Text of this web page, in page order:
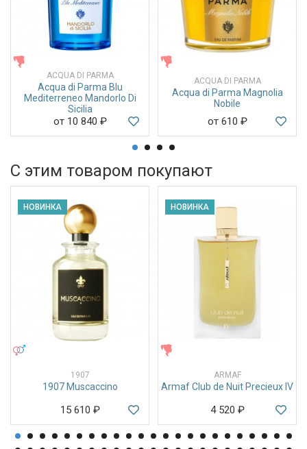
ACQUA DI PARMA
Acqua di Parma Blu
Mediterreneo Mandorlo Di
Sicilia
от 10 840 ₽
ACQUA DI PARMA
Acqua di Parma Magnolia
Nobile
от 610 ₽
С этим товаром покупают
НОВИНКА
1907
1907 Muscaccino
15 610 ₽
НОВИНКА
ARMAF
Armaf Club de Nuit Precieux IV
4 520 ₽